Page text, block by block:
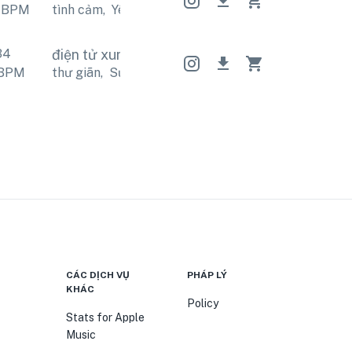
BPM tình cảm, Yêu tình cảm, Yêu tình cảm
điện tử xung quanh điện tử xung quanh
thư giãn, Sự ớn lạnh thư giãn Sự ớn lạnh
CÁC DỊCH VỤ
KHÁC
Stats for Apple
Music
PHÁP LÝ
Policy